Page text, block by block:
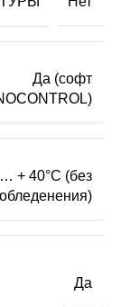
Да (софт
+ 40°C (без
обледенения)
Да